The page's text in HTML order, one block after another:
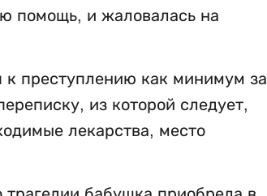
помощь, и жаловалась на
преступлению как минимум за
из которой следует,
лекарства, место